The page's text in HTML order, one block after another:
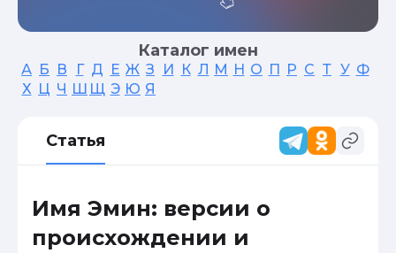
Каталог имен
А Б В Г Д Е Ж З И К Л М Н О П Р С Т У Ф
Х Ц Ч Ш Щ Э Ю Я
Статья
Имя Эмин: версии о
происхождении и